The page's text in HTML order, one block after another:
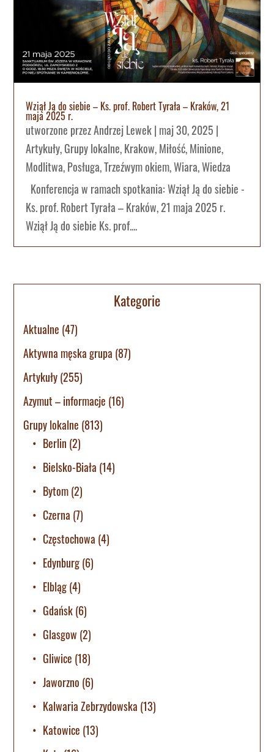
Wziął Ją do siebie – Ks. prof. Robert Tyrała – Kraków, 21
maja 2025 r.
utworzone przezAndrzej Lewek| maj 30, 2025 |
Artykuły,Grupy lokalne,Krakow,Miłość,Minione,
Modlitwa,Posługa,Trzeźwym okiem,Wiara,Wiedza
Konferencja w ramach spotkania: Wziął Ją do siebie -
Ks. prof. Robert Tyrała – Kraków, 21 maja 2025 r.
Wziął Ją do siebie Ks. prof....
Kategorie
Aktualne (47)
Aktywna męska grupa (87)
Artykuły(255)
Azymut – informacje (16)
Grupy lokalne (813)
Berlin (2)
Bielsko-Biała (14)
Bytom(2)
Czerna (7)
Częstochowa (4)
Edynburg(6)
Elbląg(4)
Gdańsk(6)
Glasgow (2)
Gliwice (18)
Jaworzno (6)
Kalwaria Zebrzydowska (13)
Katowice (13)